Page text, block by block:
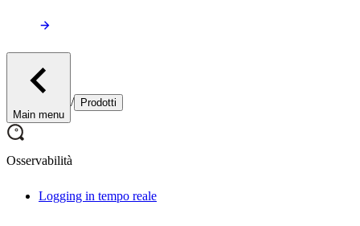
Main menu
/ Prodotti
Osservabilità
Logging in tempo reale